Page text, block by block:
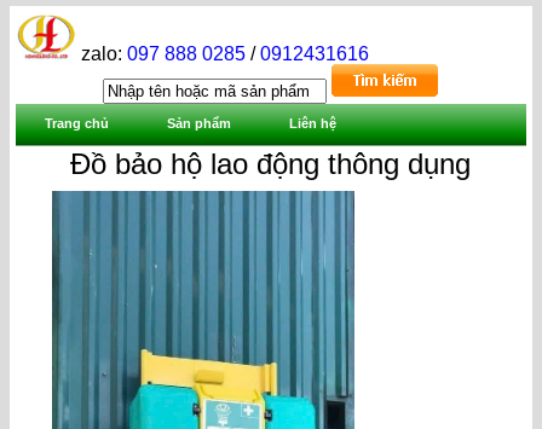
zalo:097 888 0285 /0912431616
Trang chủ Sản phẩm Liên hệ
Đồ bảo hộ lao động thông dụng